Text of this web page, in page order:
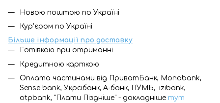
Новою поштою по Україні
Кур'єром по Україні
Більше інформації про доставку
Готівкою при отриманні
Кредитною карткою
Оплата частинами від ПриватБанк, Monobank,
Sense bank, Укрсібанк, А-банк, ПУМБ, izibank,
otpbank, "Плати Піздніше" - докладніше тут